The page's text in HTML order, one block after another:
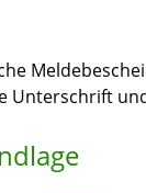
Unterschrift